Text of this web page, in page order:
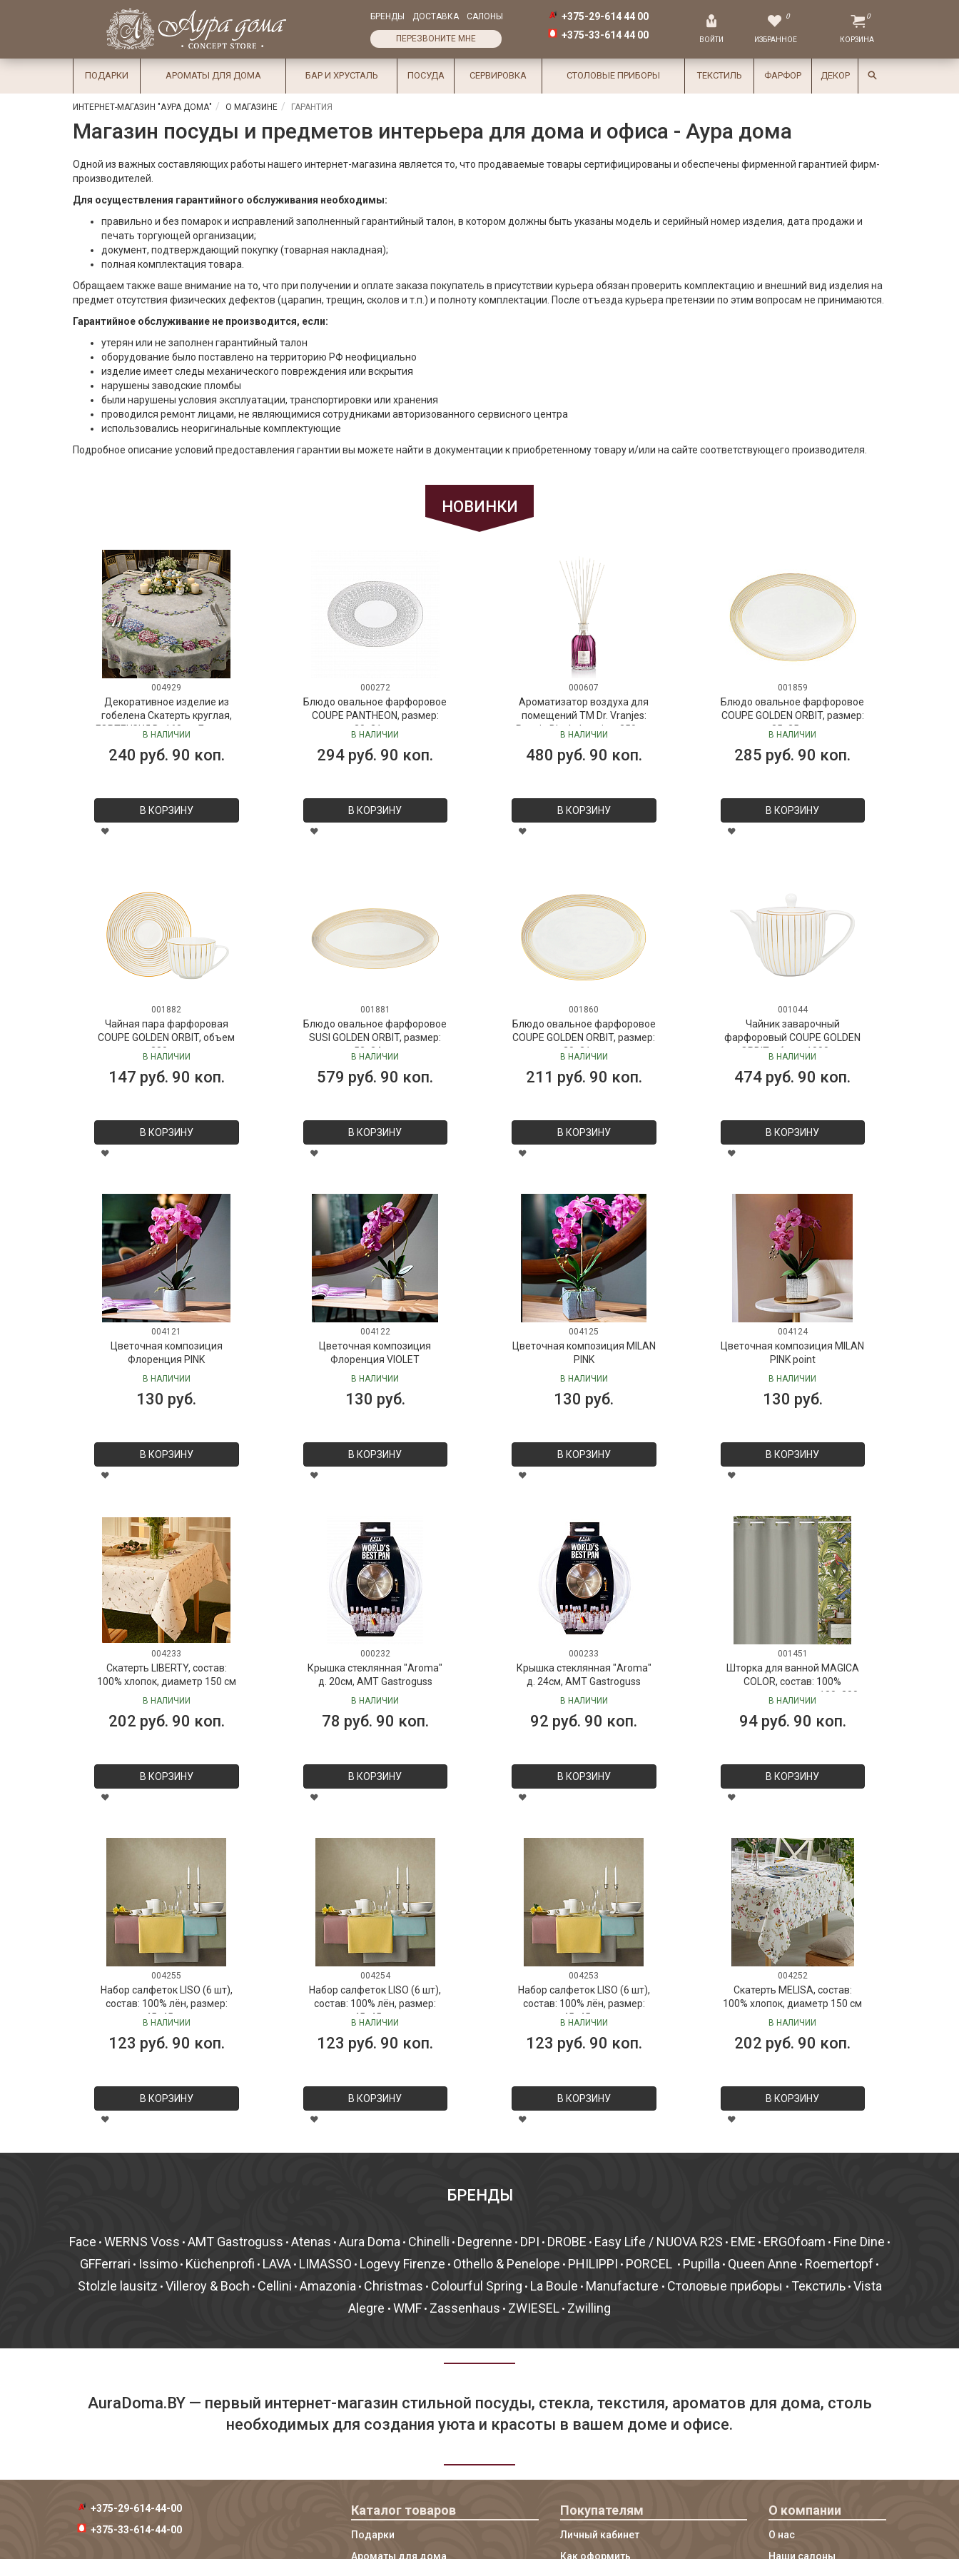
Избранное
×
СалоныДоставка
Оплата
Подарки
Ароматы
для дома
хрусталь
Сервировка
Столовые
приборы
Текстиль
БРЕНДЫ ДОСТАВКА САЛОНЫ
ПЕРЕЗВОНИТЕ МНЕ
+375-29-614 44 00
+375-33-614 44 00
ВОЙТИ
0
ИЗБРАННОЕ
0
КОРЗИНА
ПОДАРКИ АРОМАТЫ ДЛЯ ДОМА БАР И ХРУСТАЛЬ ПОСУДА СЕРВИРОВКА СТОЛОВЫЕ ПРИБОРЫ ТЕКСТИЛЬ ФАРФОР ДЕКОР
ИНТЕРНЕТ-МАГАЗИН "АУРА ДОМА" О МАГАЗИНЕ ГАРАНТИЯ
Магазин посуды и предметов интерьера для дома и офиса - Аура дома
Одной из важных составляющих работы нашего интернет-магазина является то, что продаваемые товары сертифицированы и обеспечены фирменной гарантией фирм-
производителей.
Для осуществления гарантийного обслуживания необходимы:
правильно и без помарок и исправлений заполненный гарантийный талон, в котором должны быть указаны модель и серийный номер изделия, дата продажи и
печать торгующей организации;
документ, подтверждающий покупку (товарная накладная);
полная комплектация товара.
Обращаем также ваше внимание на то, что при получении и оплате заказа покупатель в присутствии курьера обязан проверить комплектацию и внешний вид изделия на
предмет отсутствия физических дефектов (царапин, трещин, сколов и т.п.) и полноту комплектации. После отъезда курьера претензии по этим вопросам не принимаются.
Гарантийное обслуживание не производится, если:
утерян или не заполнен гарантийный талон
оборудование было поставлено на территорию РФ неофициально
изделие имеет следы механического повреждения или вскрытия
нарушены заводские пломбы
были нарушены условия эксплуатации, транспортировки или хранения
проводился ремонт лицами, не являющимися сотрудниками авторизованного сервисного центра
использовались неоригинальные комплектующие
Подробное описание условий предоставления гарантии вы можете найти в документации к приобретенному товару и/или на сайте соответствующего производителя.
НОВИНКИ
004929
Декоративное изделие из
гобелена Скатерть круглая,
ГОРТЕНЗИЯ D=160 см Бельгия
В НАЛИЧИИ
240 руб. 90 коп.
В КОРЗИНУ
000272
Блюдо овальное фарфоровое
COUPE PANTHEON, размер:
30х21 см
В НАЛИЧИИ
294 руб. 90 коп.
В КОРЗИНУ
000607
Ароматизатор воздуха для
помещений ТМ Dr. Vranjes:
Peonia Black Jasmine, 250 мл
Vranjes
В НАЛИЧИИ
480 руб. 90 коп.
В КОРЗИНУ
001859
Блюдо овальное фарфоровое
COUPE GOLDEN ORBIT, размер:
35х25 см
В НАЛИЧИИ
285 руб. 90 коп.
В КОРЗИНУ
001882
Чайная пара фарфоровая
COUPE GOLDEN ORBIT, объем
280 мл
В НАЛИЧИИ
147 руб. 90 коп.
В КОРЗИНУ
001881
Блюдо овальное фарфоровое
SUSI GOLDEN ORBIT, размер:
52х24 см
В НАЛИЧИИ
579 руб. 90 коп.
В КОРЗИНУ
001860
Блюдо овальное фарфоровое
COUPE GOLDEN ORBIT, размер:
30х21 см
В НАЛИЧИИ
211 руб. 90 коп.
В КОРЗИНУ
001044
Чайник заварочный
фарфоровый COUPE GOLDEN
ORBIT, объем 1000 мл
В НАЛИЧИИ
474 руб. 90 коп.
В КОРЗИНУ
004121
Цветочная композиция
Флоренция PINK
В НАЛИЧИИ
130 руб.
В КОРЗИНУ
004122
Цветочная композиция
Флоренция VIOLET
В НАЛИЧИИ
130 руб.
В КОРЗИНУ
004125
Цветочная композиция MILAN
PINK
В НАЛИЧИИ
130 руб.
В КОРЗИНУ
004124
Цветочная композиция MILAN
PINK point
В НАЛИЧИИ
130 руб.
В КОРЗИНУ
004233
Скатерть LIBERTY, состав:
100% хлопок, диаметр 150 см
В НАЛИЧИИ
202 руб. 90 коп.
В КОРЗИНУ
000232
Крышка стеклянная "Aroma"
д. 20см, AMT Gastroguss
В НАЛИЧИИ
78 руб. 90 коп.
В КОРЗИНУ
000233
Крышка стеклянная "Aroma"
д. 24см, AMT Gastroguss
В НАЛИЧИИ
92 руб. 90 коп.
В КОРЗИНУ
001451
Шторка для ванной MAGICA
COLOR, состав: 100%
полиэстер, размер: 180х200
В НАЛИЧИИ
94 руб. 90 коп.
В КОРЗИНУ
004255
Набор салфеток LISO (6 шт),
состав: 100% лён, размер:
45х45 см
В НАЛИЧИИ
123 руб. 90 коп.
В КОРЗИНУ
004254
Набор салфеток LISO (6 шт),
состав: 100% лён, размер:
45х45 см
В НАЛИЧИИ
123 руб. 90 коп.
В КОРЗИНУ
004253
Набор салфеток LISO (6 шт),
состав: 100% лён, размер:
45х45 см
В НАЛИЧИИ
123 руб. 90 коп.
В КОРЗИНУ
004252
Скатерть MELISA, состав:
100% хлопок, диаметр 150 см
В НАЛИЧИИ
202 руб. 90 коп.
В КОРЗИНУ
БРЕНДЫ
Face • WERNS Voss • AMT Gastroguss • Atenas • Aura Doma • Chinelli • Degrenne • DPI • DROBE • Easy Life / NUOVA R2S • EME • ERGOfoam • Fine Dine •
GFFerrari • Issimo • Küchenprofi • LAVA • LIMASSO • Logevy Firenze • Othello & Penelope • PHILIPPI • PORCEL • Pupilla • Queen Anne • Roemertopf •
Stolzle lausitz • Villeroy & Boch • Cellini • Amazonia • Christmas • Colourful Spring • La Boule • Manufacture • Столовые приборы • Текстиль • Vista
Alegre • WMF • Zassenhaus • ZWIESEL • Zwilling
AuraDoma.BY — первый интернет-магазин стильной посуды, стекла, текстиля, ароматов для дома, столь
необходимых для создания уюта и красоты в вашем доме и офисе.
+375-29-614-44-00
+375-33-614-44-00
Каталог товаров
Подарки
Ароматы для дома
Покупателям
Личный кабинет
Как оформить
О компании
О нас
Наши салоны